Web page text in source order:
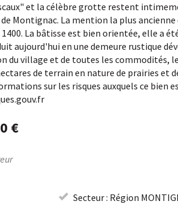
et la célèbre grotte restent
Montignac. La mention la plus ancienne
La bâtisse est bien orientée, elle a
aujourd'hui en une demeure rustique
du village et de toutes les commodités,
de terrain en nature de prairies et
sur les risques auxquels ce bien
€
Secteur : Région